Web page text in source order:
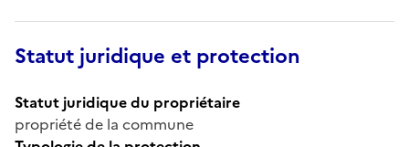
Statut juridique et protection
Statut juridique du propriétaire
propriété de la commune